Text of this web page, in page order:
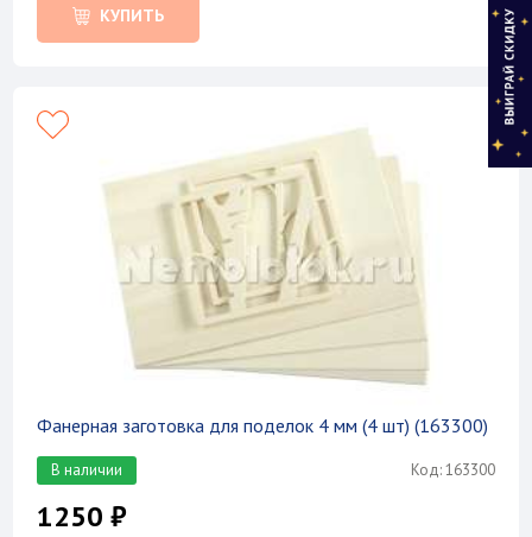
КУПИТЬ
Фанерная заготовка для поделок 4 мм (4 шт) (163300)
В наличии Код: 163300
1250 ₽